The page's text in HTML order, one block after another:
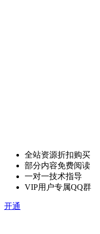
全站资源折扣购买
部分内容免费阅读
一对一技术指导
VIP用户专属QQ群
开通